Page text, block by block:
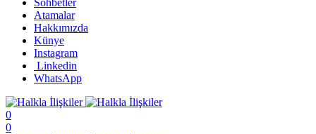
Sohbetler
Atamalar
Hakkımızda
Künye
Instagram
Linkedin
WhatsApp
0
0